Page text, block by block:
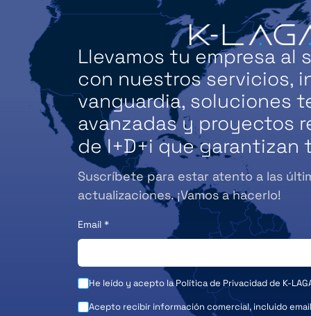
Llevamos tu empresa al
con nuestros servicios,
vanguardia, soluciones
avanzadas y proyectos
de I+D+i que garantizan
Suscríbete para estar atento a las
actualizaciones. ¡Vamos a hacerlo!
Email *
He leído y acepto laPolítica de Privacidadde K-
Acepto recibir información comercial, incluido email